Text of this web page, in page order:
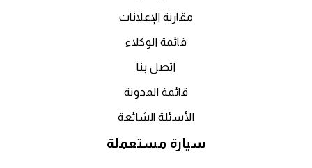
مقارنة الإعلانات
قائمة الوكلاء
اتصل بنا
قائمة المدونة
الأسئلة الشائعة
سيارة مستعملة